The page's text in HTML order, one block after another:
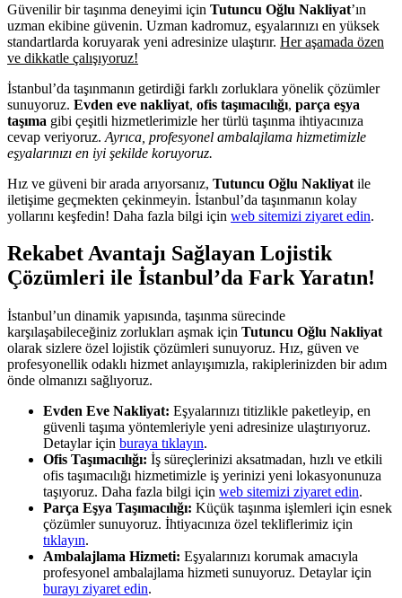
Güvenilir bir taşınma deneyimi için Tutuncu Oğlu Nakliyat’ın
uzman ekibine güvenin. Uzman kadromuz, eşyalarınızı en yüksek
standartlarda koruyarak yeni adresinize ulaştırır. Her aşamada özen
ve dikkatle çalışıyoruz!
İstanbul’da taşınmanın getirdiği farklı zorluklara yönelik çözümler
sunuyoruz. Evden eve nakliyat, ofis taşımacılığı, parça eşya
taşıma gibi çeşitli hizmetlerimizle her türlü taşınma ihtiyacınıza
cevap veriyoruz. Ayrıca, profesyonel ambalajlama hizmetimizle
eşyalarınızı en iyi şekilde koruyoruz.
Hız ve güveni bir arada arıyorsanız, Tutuncu Oğlu Nakliyat ile
iletişime geçmekten çekinmeyin. İstanbul’da taşınmanın kolay
yollarını keşfedin! Daha fazla bilgi için web sitemizi ziyaret edin.
Rekabet Avantajı Sağlayan Lojistik
Çözümleri ile İstanbul’da Fark Yaratın!
İstanbul’un dinamik yapısında, taşınma sürecinde
karşılaşabileceğiniz zorlukları aşmak için Tutuncu Oğlu Nakliyat
olarak sizlere özel lojistik çözümleri sunuyoruz. Hız, güven ve
profesyonellik odaklı hizmet anlayışımızla, rakiplerinizden bir adım
önde olmanızı sağlıyoruz.
Evden Eve Nakliyat: Eşyalarınızı titizlikle paketleyip, en
güvenli taşıma yöntemleriyle yeni adresinize ulaştırıyoruz.
Detaylar için buraya tıklayın.
Ofis Taşımacılığı: İş süreçlerinizi aksatmadan, hızlı ve etkili
ofis taşımacılığı hizmetimizle iş yerinizi yeni lokasyonunuza
taşıyoruz. Daha fazla bilgi için web sitemizi ziyaret edin.
Parça Eşya Taşımacılığı: Küçük taşınma işlemleri için esnek
çözümler sunuyoruz. İhtiyacınıza özel tekliflerimiz için
tıklayın.
Ambalajlama Hizmeti: Eşyalarınızı korumak amacıyla
profesyonel ambalajlama hizmeti sunuyoruz. Detaylar için
burayı ziyaret edin.